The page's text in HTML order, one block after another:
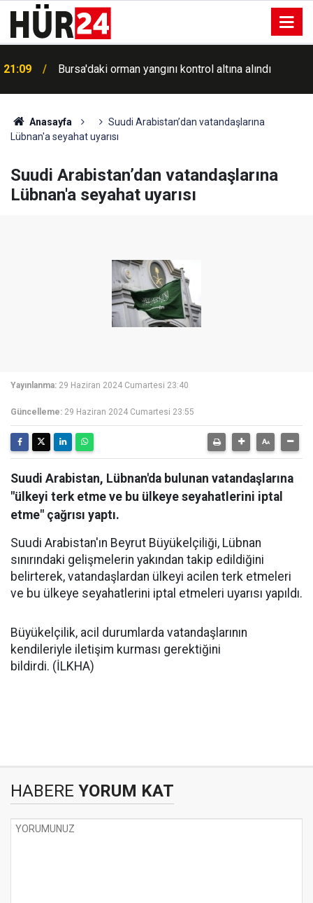
21:09 Bursa'daki orman yangını kontrol altına alındı
Anasayfa
Suudi Arabistan’dan vatandaşlarına
Lübnan'a seyahat uyarısı
Suudi Arabistan’dan vatandaşlarına
Lübnan'a seyahat uyarısı
Yayınlanma: 29 Haziran 2024 Cumartesi 23:40
Güncelleme: 29 Haziran 2024 Cumartesi 23:55
Suudi Arabistan, Lübnan'da bulunan vatandaşlarına
"ülkeyi terk etme ve bu ülkeye seyahatlerini iptal
etme" çağrısı yaptı.
Suudi Arabistan'ın Beyrut Büyükelçiliği, Lübnan
sınırındaki gelişmelerin yakından takip edildiğini
belirterek, vatandaşlardan ülkeyi acilen terk etmeleri
ve bu ülkeye seyahatlerini iptal etmeleri uyarısı yapıldı.
Büyükelçilik, acil durumlarda vatandaşlarının
kendileriyle iletişim kurması gerektiğini
bildirdi. (İLKHA)
HABERE YORUM KAT